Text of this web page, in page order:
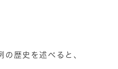
の歴史を述べると、